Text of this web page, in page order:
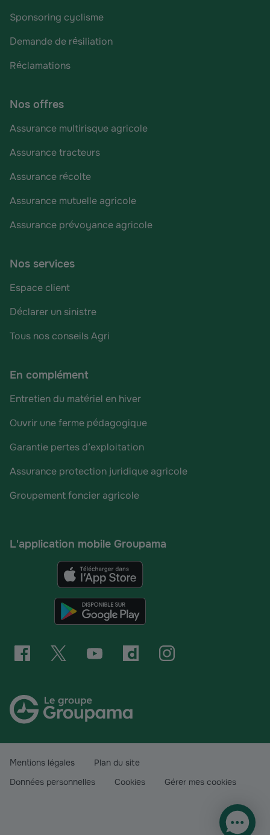
Sponsoring cyclisme
Demande de résiliation
Réclamations
Nos offres
Assurance multirisque agricole
Assurance tracteurs
Assurance récolte
Assurance mutuelle agricole
Assurance prévoyance agricole
Nos services
Espace client
Déclarer un sinistre
Tous nos conseils Agri
En complément
Entretien du matériel en hiver
Ouvrir une ferme pédagogique
Garantie pertes d’exploitation
Assurance protection juridique agricole
Groupement foncier agricole
L'application mobile Groupama
Mentions légales
Plan du site
Données personnelles
Cookies Gérer mes cookies